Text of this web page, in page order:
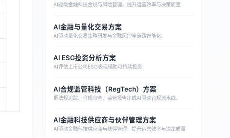
AI驱动金融科技合规与风险管理，提升运营效率与决策质量
AI金融与量化交易方案
AI驱动量化交易策略研发与金融风控全链路智能化。
AI ESG投资分析方案
AI评估上市公司ESG表现辅助可持续投资
AI合规监管科技（RegTech）方案
把法规追踪、合规审查、监管报告串成AI驱动合规流水线。
AI金融科技供应商与伙伴管理方案
AI驱动金融科技供应商与伙伴管理，提升运营效率与决策质量